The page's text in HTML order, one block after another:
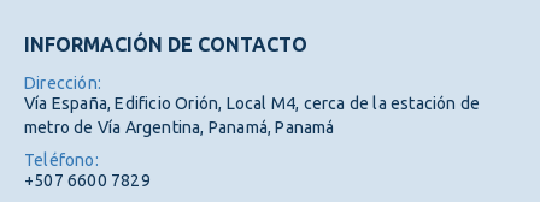
INFORMACIÓN DE CONTACTO
Dirección:
Vía España, Edificio Orión, Local M4, cerca de la estación de
metro de Vía Argentina, Panamá, Panamá
Teléfono:
+507 6600 7829